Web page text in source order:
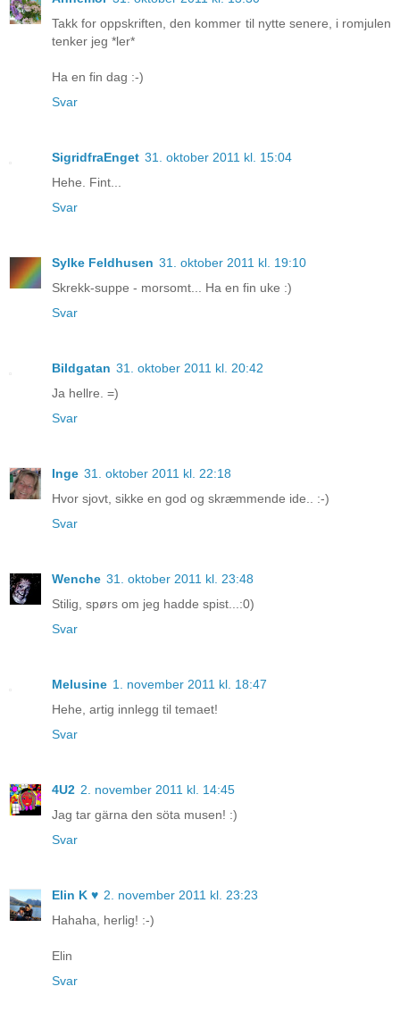
Takk for oppskriften, den kommer til nytte senere, i romjulen
tenker jeg *ler*
Ha en fin dag :-)
Svar
SigridfraEnget 31. oktober 2011 kl. 15:04
Hehe. Fint...
Svar
Sylke Feldhusen 31. oktober 2011 kl. 19:10
Skrekk-suppe - morsomt... Ha en fin uke :)
Svar
Bildgatan 31. oktober 2011 kl. 20:42
Ja hellre. =)
Svar
Inge 31. oktober 2011 kl. 22:18
Hvor sjovt, sikke en god og skræmmende ide.. :-)
Svar
Wenche 31. oktober 2011 kl. 23:48
Stilig, spørs om jeg hadde spist...:0)
Svar
Melusine 1. november 2011 kl. 18:47
Hehe, artig innlegg til temaet!
Svar
4U2 2. november 2011 kl. 14:45
Jag tar gärna den söta musen! :)
Svar
Elin K ♥ 2. november 2011 kl. 23:23
Hahaha, herlig! :-)
Elin
Svar